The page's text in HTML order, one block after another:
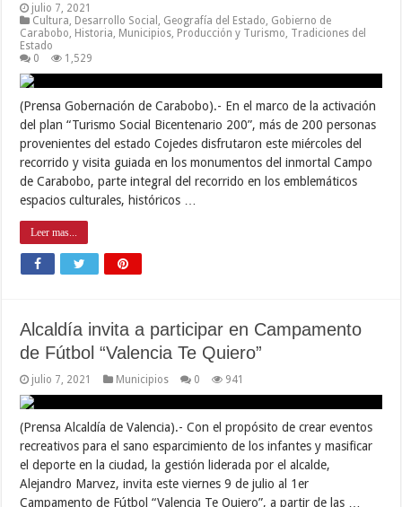
julio 7, 2021
Cultura Desarrollo Social Geografía del Estado Gobierno de
Carabobo Historia Municipios Producción y Turismo Tradiciones del
Estado
0
1,529
(Prensa Gobernación de Carabobo).- En el marco de la activación
del plan “Turismo Social Bicentenario 200”, más de 200 personas
provenientes del estado Cojedes disfrutaron este miércoles del
recorrido y visita guiada en los monumentos del inmortal Campo
de Carabobo, parte integral del recorrido en los emblemáticos
espacios culturales, históricos …
Leer mas...
Alcaldía invita a participar en Campamento
de Fútbol “Valencia Te Quiero”
julio 7, 2021 Municipios 0 941
(Prensa Alcaldía de Valencia).- Con el propósito de crear eventos
recreativos para el sano esparcimiento de los infantes y masificar
el deporte en la ciudad, la gestión liderada por el alcalde,
Alejandro Marvez, invita este viernes 9 de julio al 1er
Campamento de Fútbol “Valencia Te Quiero”, a partir de las …